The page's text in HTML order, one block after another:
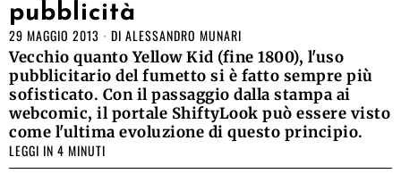
pubblicità
29 MAGGIO 2013 DI ALESSANDRO MUNARI
Vecchio quanto Yellow Kid (fine 1800), l'uso
pubblicitario del fumetto si è fatto sempre più
sofisticato. Con il passaggio dalla stampa ai
webcomic, il portale ShiftyLook può essere visto
come l'ultima evoluzione di questo principio.
LEGGI IN 4 MINUTI